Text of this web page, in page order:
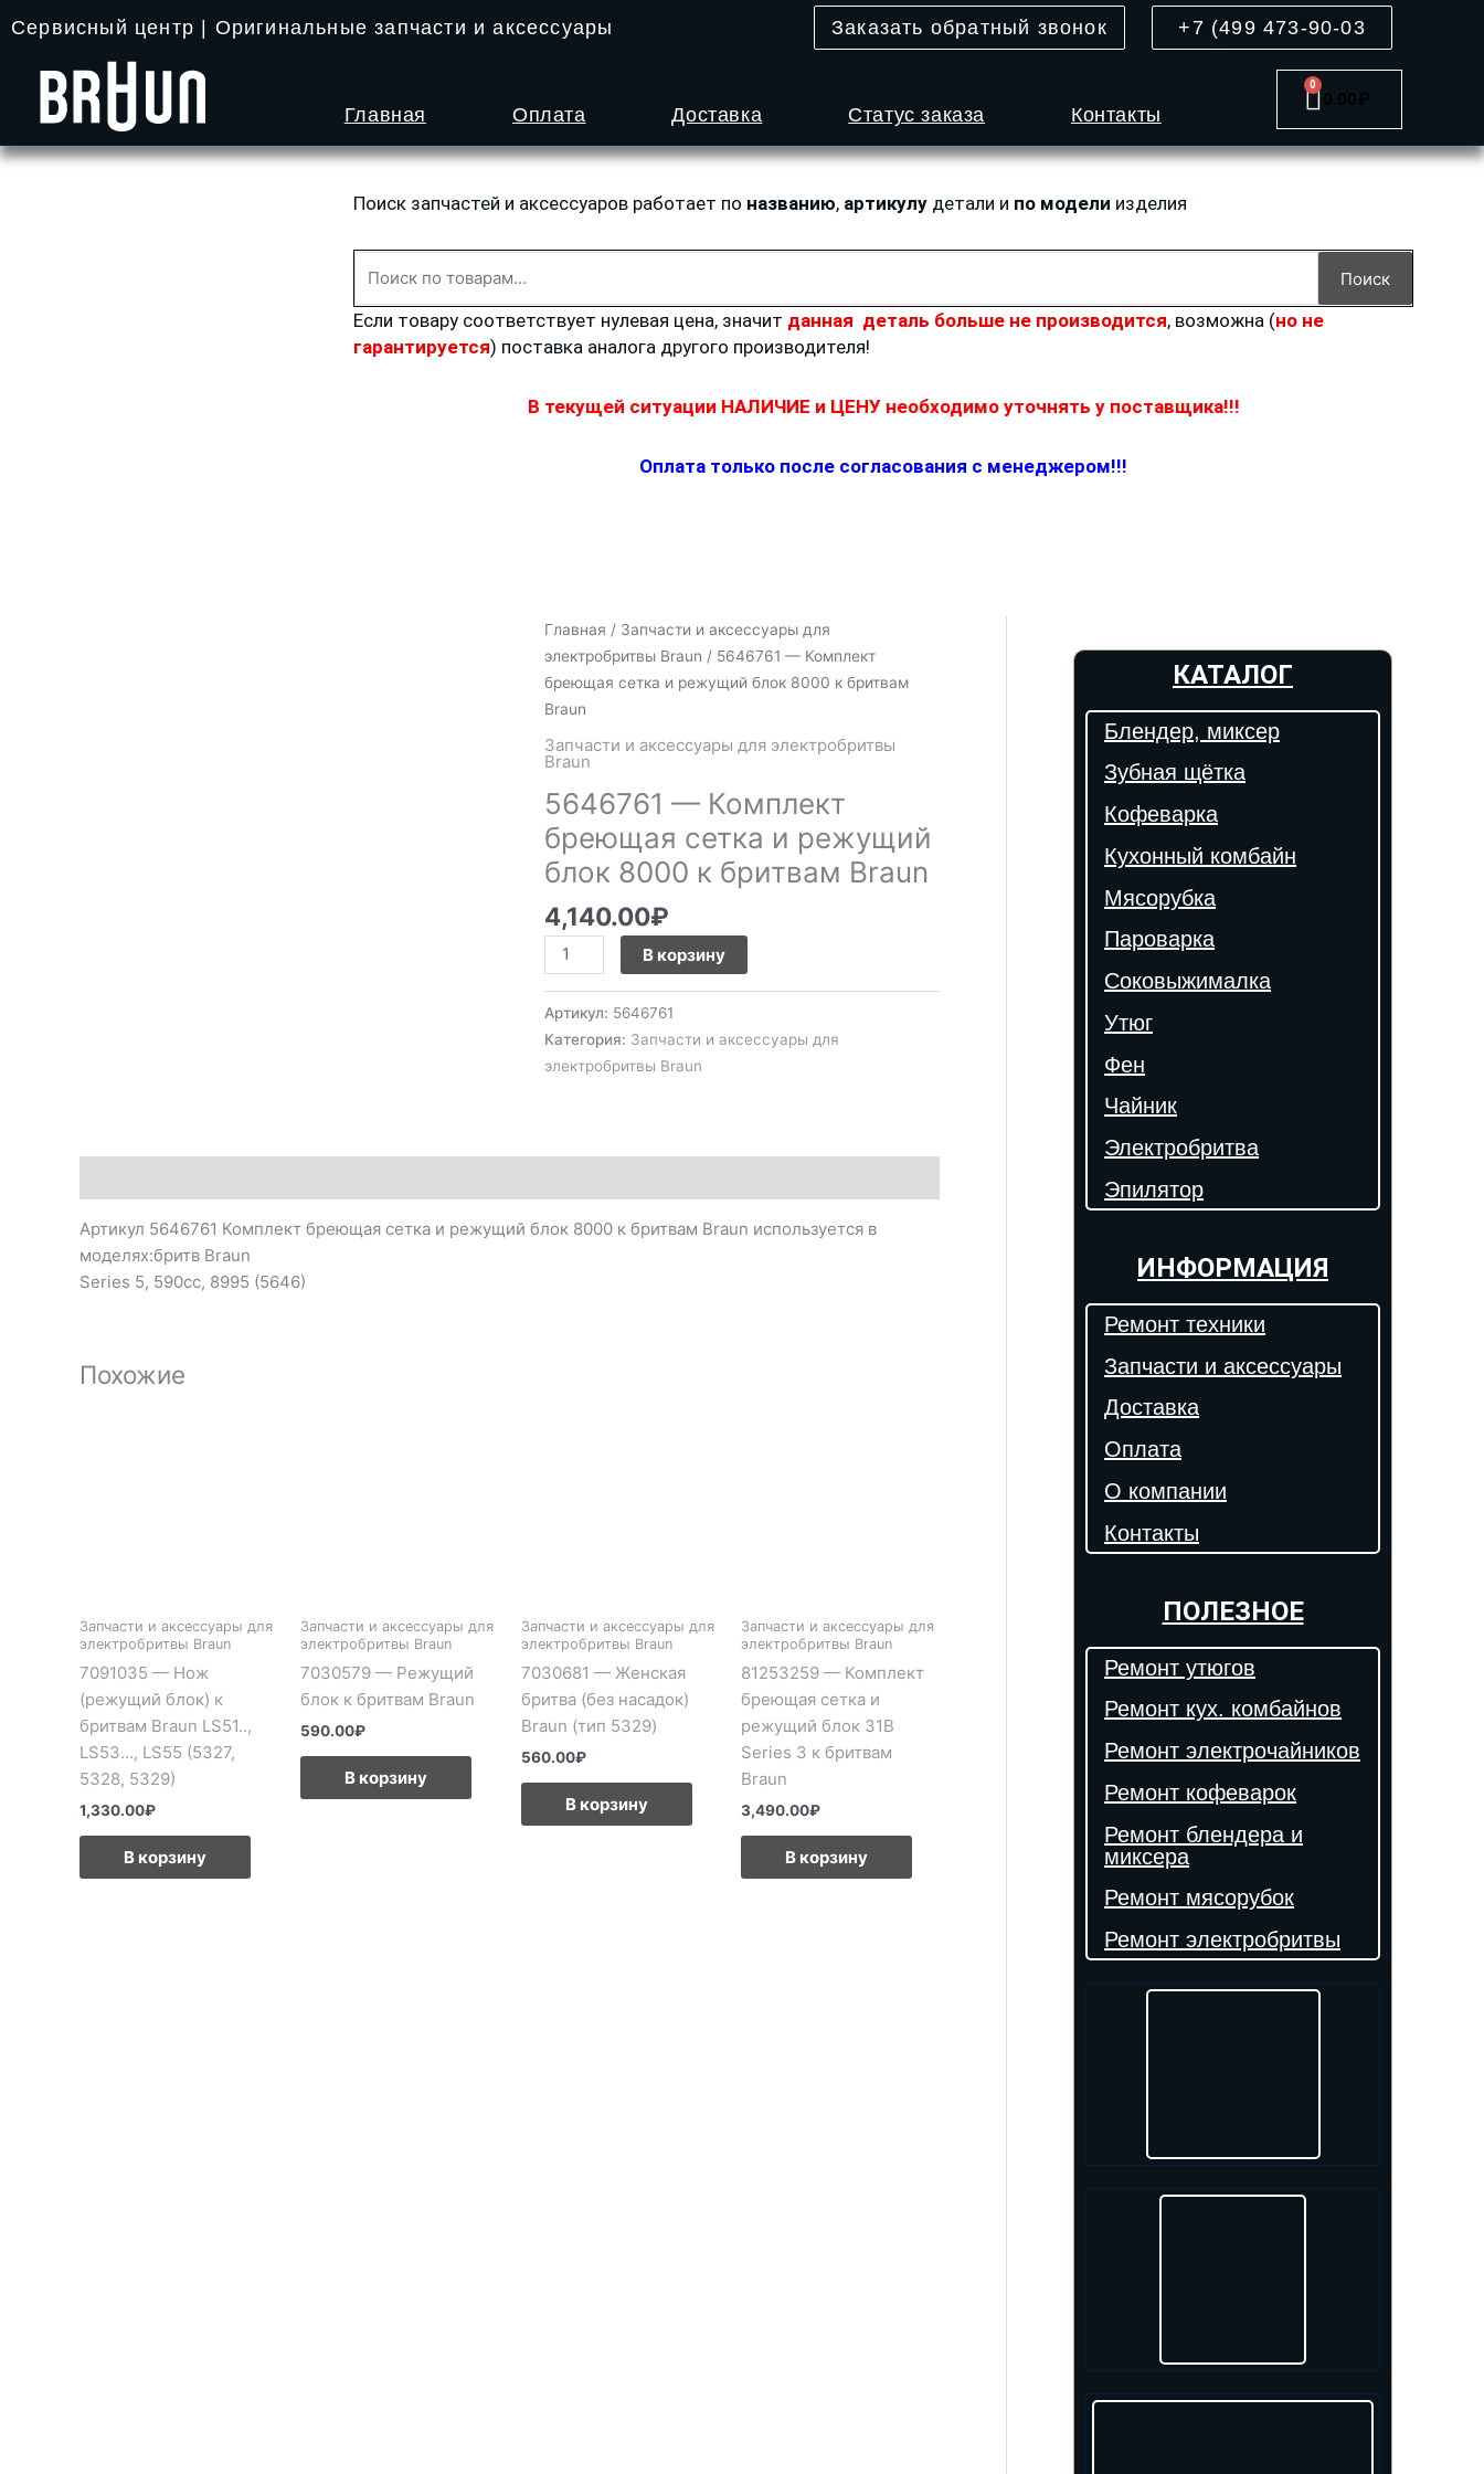
содержимому
Сервисный центр | Оригинальные запчасти и аксессуары Заказать обратный звонок +7 (499 473-90-03
Главная Оплата Доставка Статус заказа Контакты
0.00₽
0
Cart
Поиск запчастей и аксессуаров работает по названию, артикулу детали и по модели изделия
Поиск
Если товару соответствует нулевая цена, значит данная деталь больше не производится, возможна (но не
гарантируется) поставка аналога другого производителя!
В текущей ситуации НАЛИЧИЕ и ЦЕНУ необходимо уточнять у поставщика!!!
Оплата только после согласования с менеджером!!!
Главная / Запчасти и аксессуары для
электробритвы Braun / 5646761 — Комплект
бреющая сетка и режущий блок 8000 к бритвам
Braun
Запчасти и аксессуары для электробритвы
Braun
5646761 — Комплект
бреющая сетка и режущий
блок 8000 к бритвам Braun
4,140.00₽
Количество
товара
5646761
-
бреющая
и
режущий
блок
к
бритвам
Braun
В корзину
Артикул: 5646761
Категория: Запчасти и аксессуары для
электробритвы Braun
Артикул 5646761 Комплект бреющая сетка и режущий блок 8000 к бритвам Braun используется в
моделях:бритв Braun
Series 5, 590cc, 8995 (5646)
Похожие
Запчасти и аксессуары для
электробритвы Braun
7091035 — Нож
(режущий блок) к
бритвам Braun LS51..,
LS53…, LS55 (5327,
5328, 5329)
1,330.00₽
В корзину
Запчасти и аксессуары для
электробритвы Braun
7030579 — Режущий
блок к бритвам Braun
590.00₽
В корзину
Запчасти и аксессуары для
электробритвы Braun
7030681 — Женская
бритва (без насадок)
Braun (тип 5329)
560.00₽
В корзину
Запчасти и аксессуары для
электробритвы Braun
81253259 — Комплект
бреющая сетка и
режущий блок 31B
Series 3 к бритвам
Braun
3,490.00₽
В корзину
КАТАЛОГ
Блендер, миксер
Зубная щётка
Кофеварка
Кухонный комбайн
Мясорубка
Пароварка
Соковыжималка
Утюг
Фен
Чайник
Электробритва
Эпилятор
ИНФОРМАЦИЯ
Ремонт техники
Запчасти и аксессуары
Доставка
Оплата
О компании
Контакты
ПОЛЕЗНОЕ
Ремонт утюгов
Ремонт кух. комбайнов
Ремонт электрочайников
Ремонт кофеварок
Ремонт блендера и
миксера
Ремонт мясорубок
Ремонт электробритвы